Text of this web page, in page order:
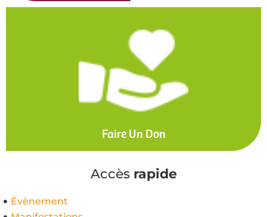
Faire Un Don
Accès rapide
Évènement